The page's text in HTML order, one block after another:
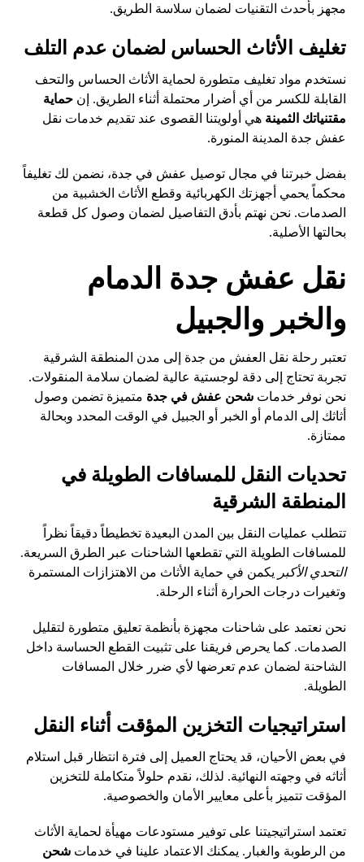
مجهز بأحدث التقنيات لضمان سلاسة الطريق.
تغليف الأثاث الحساس لضمان عدم التلف
نستخدم مواد تغليف متطورة لحماية الأثاث الحساس والتحف
القابلة للكسر من أي أضرار محتملة أثناء الطريق. إنحماية
مقتنياتك الثمينة هي أولويتنا القصوى عند تقديم خدمات نقل
عفش جدة المدينة المنورة.
بفضل خبرتنا في مجال توصيل عفش في جدة، نضمن لك تغليفاً
محكماً يحمي أجهزتك الكهربائية وقطع الأثاث الخشبية من
الصدمات. نحن نهتم بأدق التفاصيل لضمان وصول كل قطعة
بحالتها الأصلية.
نقل عفش جدة الدمام
والخبر والجبيل
تعتبر رحلة نقل العفش من جدة إلى مدن المنطقة الشرقية
تجربة تحتاج إلى دقة لوجستية عالية لضمان سلامة المنقولات.
نحن نوفر خدماتشحن عفش في جدة متميزة تضمن وصول
أثاثك إلى الدمام أو الخبر أو الجبيل في الوقت المحدد وبحالة
ممتازة.
تحديات النقل للمسافات الطويلة في
المنطقة الشرقية
تتطلب عمليات النقل بين المدن البعيدة تخطيطاً دقيقاً نظراً
للمسافات الطويلة التي تقطعها الشاحنات عبر الطرق السريعة.
التحدي الأكبر يكمن في حماية الأثاث من الاهتزازات المستمرة
وتغيرات درجات الحرارة أثناء الرحلة.
نحن نعتمد على شاحنات مجهزة بأنظمة تعليق متطورة لتقليل
الصدمات. كما يحرص فريقنا على تثبيت القطع الحساسة داخل
الشاحنة لضمان عدم تعرضها لأي ضرر خلال المسافات
الطويلة.
استراتيجيات التخزين المؤقت أثناء النقل
في بعض الأحيان، قد يحتاج العميل إلى فترة انتظار قبل استلام
أثاثه في وجهته النهائية. لذلك، نقدم حلولاً متكاملة للتخزين
المؤقت تتميز بأعلى معايير الأمان والخصوصية.
تعتمد استراتيجيتنا على توفير مستودعات مهيأة لحماية الأثاث
من الرطوبة والغبار. يمكنك الاعتماد علينا في خدماتشحن